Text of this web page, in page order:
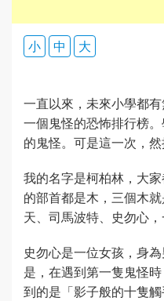
小 中 大
一直以來，未來小學都
一個鬼怪的恐怖排行榜
的鬼怪。可是這一次，然
我的名字是柯柏林，大
的部首都是木，三個木
天、司馬波特、史勿心，
史勿心是一位女孩，身
是，在遇到第一隻鬼怪
到的是「影子般的十隻